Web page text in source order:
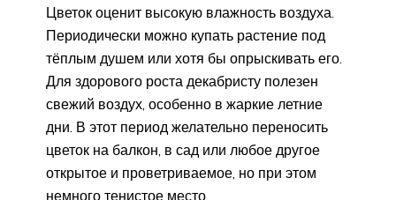
Цветок оценит высокую влажность воздуха.
Периодически можно купать растение под
тёплым душем или хотя бы опрыскивать его.
Для здорового роста декабристу полезен
свежий воздух, особенно в жаркие летние
дни. В этот период желательно переносить
цветок на балкон, в сад или любое другое
открытое и проветриваемое, но при этом
немного тенистое место.